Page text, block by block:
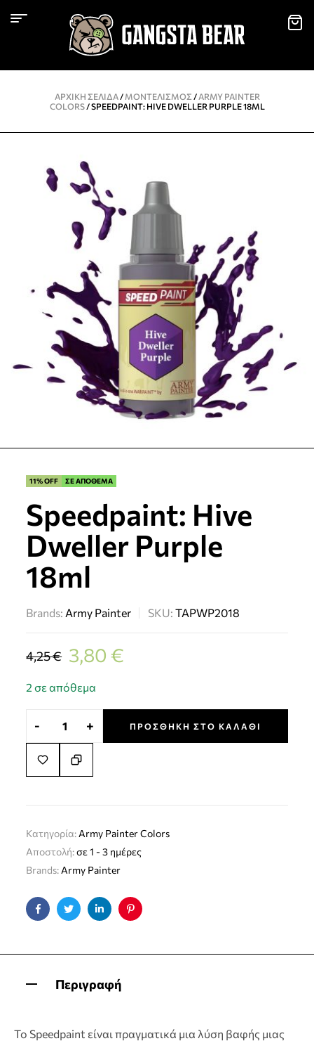
ΑΡΧΙΚΉ ΣΕΛΊΔΑ/ ΜΟΝΤΕΛΙΣΜΌΣ / ARMY PAINTER
COLORS/ SPEEDPAINT: HIVE DWELLER PURPLE 18ML
11% OFF ΣΕ ΑΠΟΘΕΜΑ
Speedpaint: Hive
Dweller Purple
18ml
Brands: Army Painter SKU:TAPWP2018
4,25€ 3,80€
2 σε απόθεμα
- + ΠΡΟΣΘΉΚΗ ΣΤΟ ΚΑΛΆΘΙ
Κατηγορία: Army Painter Colors
Αποστολή:σε 1 - 3 ημέρες
Brands: Army Painter
FacebookTwitterLinkedinPinterest
Περιγραφή
Το Speedpaint είναι πραγματικά μια λύση βαφής μιας